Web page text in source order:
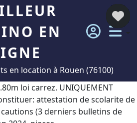
EN
en location à Rouen (76100)
loi carrez. UNIQUEMENT
attestation de scolarite de
(3 derniers bulletins de